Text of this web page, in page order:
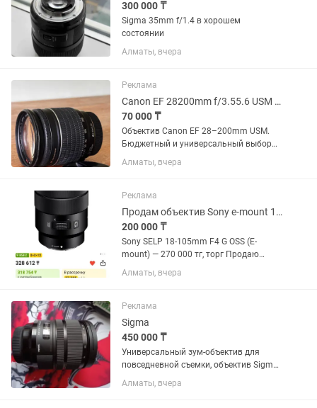
300 000 ₸
Sigma 35mm f/1.4 в хорошем
состоянии
Алматы, вчера
Реклама
Canon EF 28200mm f/3.55.6 USM универсальный зум
70 000 ₸
Объектив Canon EF 28–200mm USM.
Бюджетный и универсальный выбор
для начинающих фотографов.
Отличный универсальный объектив
большой диапазон фокусных
расстояний: от...
Алматы, вчера
Реклама
Продам объектив Sony e-mount 18-105
200 000 ₸
Sony SELP 18-105mm F4 G OSS (E-
mount) — 270 000 тг, торг Продаю
универсальный объектив Sony 18–105
F4 G OSS. Отлично подходит для фото и
светосила F4 на всем диапазоне,...
Алматы, вчера
Реклама
Sigma
450 000 ₸
Универсальный зум-объектив для
повседневной съемки, объектив Sigma
24-70mm f/2.8 DG OS HSM с креплением
Canon EF охватывает полезный
Алматы, вчера